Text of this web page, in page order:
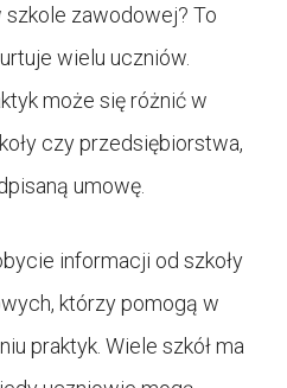
szkole zawodowej? To
wielu uczniów.
może się różnić w
czy przedsiębiorstwa,
umowę.
informacji od szkoły
którzy pomogą w
praktyk. Wiele szkół ma